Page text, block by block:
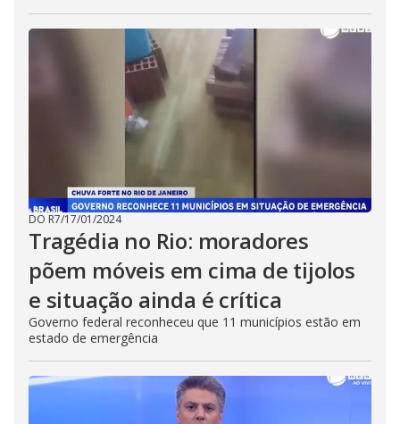
DO R7/17/01/2024
Tragédia no Rio: moradores
põem móveis em cima de tijolos
e situação ainda é crítica
Governo federal reconheceu que 11 municípios estão em
estado de emergência